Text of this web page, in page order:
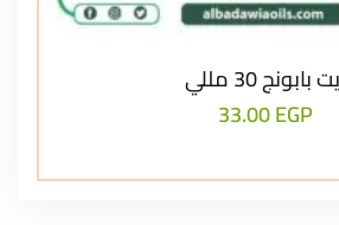
بابونج 30 مللي
33.00EGP